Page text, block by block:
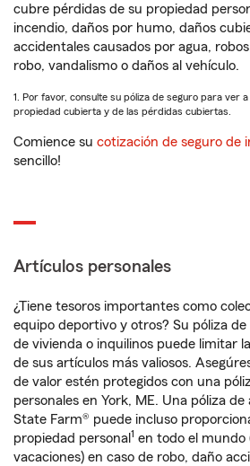
cubre pérdidas de su propiedad
incendio, daños por humo, daños
accidentales causados por agua,
robo, vandalismo o daños al vehículo.
1. Por favor, consulte su póliza de seguro para ver
propiedad cubierta y de las pérdidas cubiertas.
Comience su cotización de seguro de
sencillo!
Artículos personales
¿Tiene tesoros importantes como
equipo deportivo y otros? Su póliza
de vivienda o inquilinos puede limitar
de sus artículos más valiosos.
de valor estén protegidos con una
personales en York, ME. Una póliza
State Farm® puede incluso
propiedad personal 1 en todo el mundo
vacaciones) en caso de robo, daño